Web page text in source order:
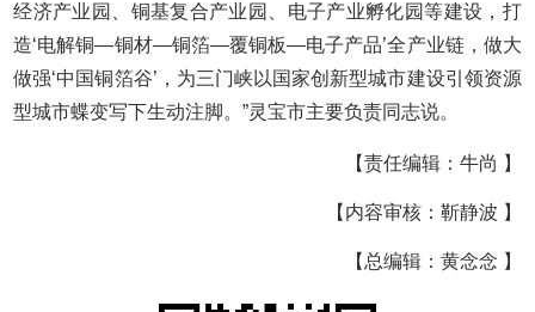
经济产业园、铜基复合产业园、电子产业孵化园等建设，打
造‘电解铜—铜材—铜箔—覆铜板—电子产品’全产业链，做大
做强‘中国铜箔谷’，为三门峡以国家创新型城市建设引领资源
型城市蝶变写下生动注脚。”灵宝市主要负责同志说。
【责任编辑：牛尚 】
【内容审核：靳静波 】
【总编辑：黄念念 】